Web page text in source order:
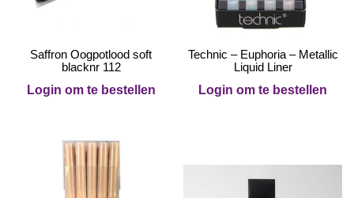
Saffron Oogpotlood soft
blacknr 112
Login om te bestellen
Technic – Euphoria – Metallic
Liquid Liner
Login om te bestellen